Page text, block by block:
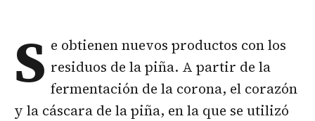
S e obtienen nuevos productos con los
residuos de la piña. A partir de la
fermentación de la corona, el corazón
y la cáscara de la piña, en la que se utilizó